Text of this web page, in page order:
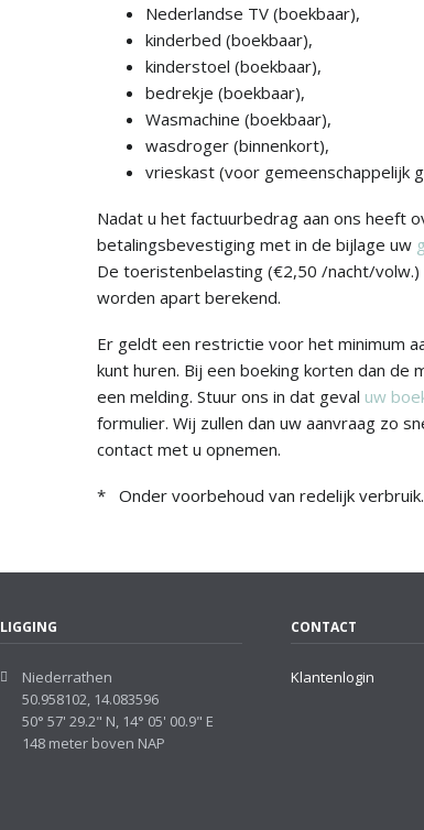
Nederlandse TV (boekbaar),
kinderbed (boekbaar),
kinderstoel (boekbaar),
bedrekje (boekbaar),
Wasmachine (boekbaar),
wasdroger (binnenkort),
vrieskast (voor gemeenschappelijk
Nadat u het factuurbedrag aan ons heeft
betalingsbevestiging met in de bijlage uw
De toeristenbelasting (€2,50 /nacht/
worden apart berekend.
Er geldt een restrictie voor het minimum
kunt huren. Bij een boeking korten dan de
een melding. Stuur ons in dat geval uw
formulier. Wij zullen dan uw aanvraag zo
contact met u opnemen.
* Onder voorbehoud van redelijk verbruik.
LIGGING
Niederrathen
50.958102, 14.083596
50° 57' 29.2" N, 14° 05' 00.9" E
148 meter boven NAP
CONTACT
Klantenlogin